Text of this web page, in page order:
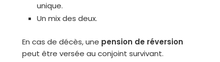
unique.
Un mix des deux.
En cas de décès, une pension de réversion
peut être versée au conjoint survivant.